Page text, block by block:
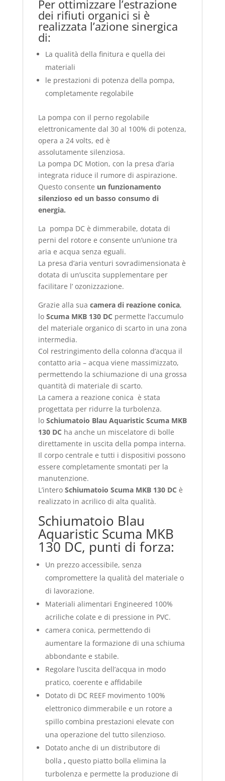
Per ottimizzare l’estrazione
dei rifiuti organici si è
realizzata l’azione sinergica
di:
La qualità della finitura e quella dei
materiali
le prestazioni di potenza della pompa,
completamente regolabile
La pompa con il perno regolabile
elettronicamente dal 30 al 100% di potenza,
opera a 24 volts, ed è
assolutamente silenziosa.
La pompa DC Motion, con la presa d’aria
integrata riduce il rumore di aspirazione.
Questo consente un funzionamento
silenzioso ed un basso consumo di
energia.
La pompa DC è dimmerabile, dotata di
perni del rotore e consente un’unione tra
aria e acqua senza eguali.
La presa d’aria venturi sovradimensionata è
dotata di un’uscita supplementare per
facilitare l’ ozonizzazione.
Grazie alla sua camera di reazione conica,
lo Scuma MKB 130 DC permette l’accumulo
del materiale organico di scarto in una zona
intermedia.
Col restringimento della colonna d’acqua il
contatto aria – acqua viene massimizzato,
permettendo la schiumazione di una grossa
quantità di materiale di scarto.
La camera a reazione conica è stata
progettata per ridurre la turbolenza.
lo Schiumatoio Blau Aquaristic Scuma MKB
130 DC ha anche un miscelatore di bolle
direttamente in uscita della pompa interna.
Il corpo centrale e tutti i dispositivi possono
essere completamente smontati per la
manutenzione.
L’intero Schiumatoio Scuma MKB 130 DC è
realizzato in acrilico di alta qualità.
Schiumatoio Blau
Aquaristic Scuma MKB
130 DC, punti di forza:
Un prezzo accessibile, senza
compromettere la qualità del materiale o
di lavorazione.
Materiali alimentari Engineered 100%
acriliche colate e di pressione in PVC.
camera conica, permettendo di
aumentare la formazione di una schiuma
abbondante e stabile.
Regolare l’uscita dell’acqua in modo
pratico, coerente e affidabile
Dotato di DC REEF movimento 100%
elettronico dimmerabile e un rotore a
spillo combina prestazioni elevate con
una operazione del tutto silenzioso.
Dotato anche di un distributore di
bolla , questo piatto bolla elimina la
turbolenza e permette la produzione di